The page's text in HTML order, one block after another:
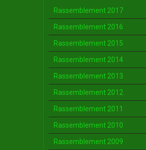
Rassemblement 2017
Rassemblement 2016
Rassemblement 2015
Rassemblement 2014
Rassemblement 2013
Rassemblement 2012
Rassemblement 2011
Rassemblement 2010
Rassemblement 2009